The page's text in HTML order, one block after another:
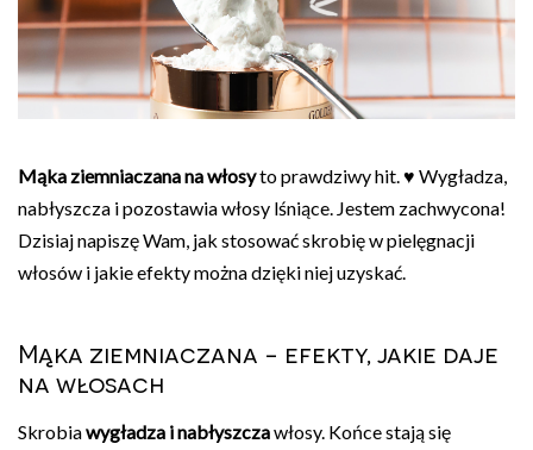
Mąka ziemniaczana na włosyto prawdziwy hit. ♥ Wygładza,
nabłyszcza i pozostawia włosy lśniące. Jestem zachwycona!
Dzisiaj napiszę Wam, jak stosować skrobię w pielęgnacji
włosów i jakie efekty można dzięki niej uzyskać.
Mąka ziemniaczana - efekty, jakie daje
na włosach
Skrobiawygładza i nabłyszczawłosy. Końce stają się